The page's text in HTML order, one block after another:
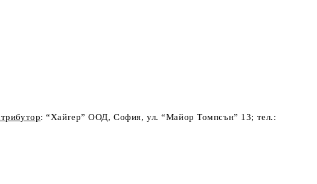
: “Хайгер” ООД, София, ул. “Майор Томпсън” 13; тел.: